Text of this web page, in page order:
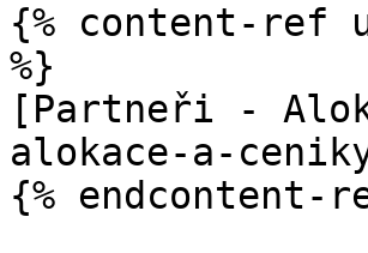
{% content-ref
%}
[Partneři -
alokace-a-
{% endcontent-